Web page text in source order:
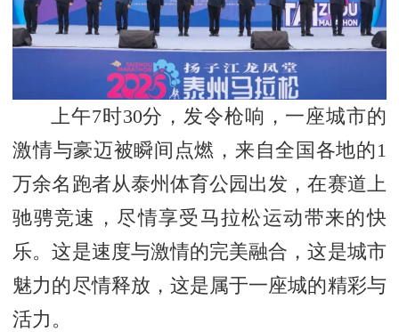
上午7时30分，发令枪响，一座城市的
激情与豪迈被瞬间点燃，来自全国各地的1
万余名跑者从泰州体育公园出发，在赛道上
驰骋竞速，尽情享受马拉松运动带来的快
乐。这是速度与激情的完美融合，这是城市
魅力的尽情释放，这是属于一座城的精彩与
活力。